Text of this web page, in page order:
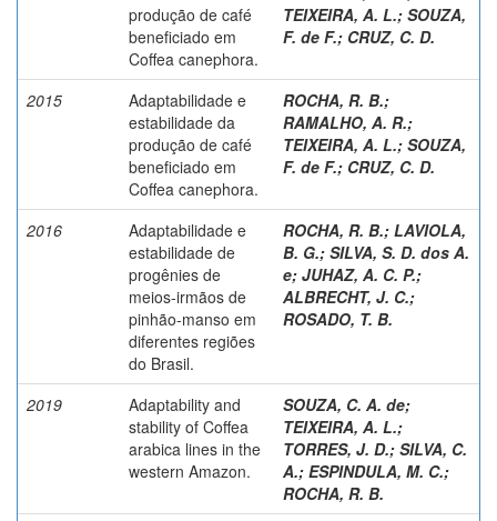
produção de café
beneficiado em
Coffea canephora.
TEIXEIRA, A. L.; SOUZA,
F. de F.; CRUZ, C. D.
2015
Adaptabilidade e
estabilidade da
produção de café
beneficiado em
Coffea canephora.
ROCHA, R. B.;
RAMALHO, A. R.;
TEIXEIRA, A. L.; SOUZA,
F. de F.; CRUZ, C. D.
2016
Adaptabilidade e
estabilidade de
progênies de
meios-irmãos de
pinhão-manso em
diferentes regiões
do Brasil.
ROCHA, R. B.; LAVIOLA,
B. G.; SILVA, S. D. dos A.
e; JUHAZ, A. C. P.;
ALBRECHT, J. C.;
ROSADO, T. B.
2019
Adaptability and
stability of Coffea
arabica lines in the
western Amazon.
SOUZA, C. A. de;
TEIXEIRA, A. L.;
TORRES, J. D.; SILVA, C.
A.; ESPINDULA, M. C.;
ROCHA, R. B.